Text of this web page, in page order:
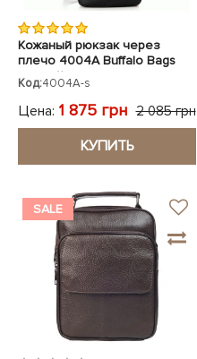
Кожаный рюкзак через
плечо 4004A Buffalo Bags
черный
Код:4004A-s
Цена: 1 875 грн 2 085 грн
КУПИТЬ
SALE